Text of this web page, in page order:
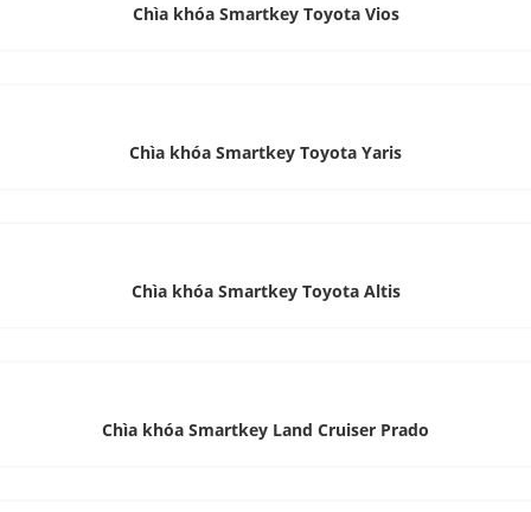
Chìa khóa Smartkey Toyota Vios
Chìa khóa Smartkey Toyota Yaris
Chìa khóa Smartkey Toyota Altis
Chìa khóa Smartkey Land Cruiser Prado